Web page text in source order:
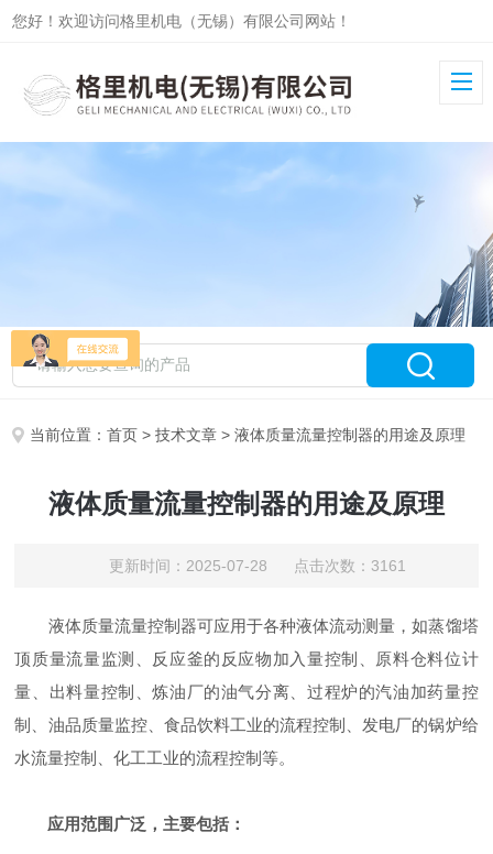
您好！欢迎访问格里机电（无锡）有限公司网站！
当前位置：首页 >技术文章 > 液体质量流量控制器的用途及原理
液体质量流量控制器的用途及原理
更新时间：2025-07-28 点击次数：3161
液体质量流量控制器可应用于各种液体流动测量，如蒸馏塔
顶质量流量监测、反应釜的反应物加入量控制、原料仓料位计
量、出料量控制、炼油厂的油气分离、过程炉的汽油加药量控
制、油品质量监控、食品饮料工业的流程控制、发电厂的锅炉给
水流量控制、化工工业的流程控制等。
应用范围广泛，主要包括：